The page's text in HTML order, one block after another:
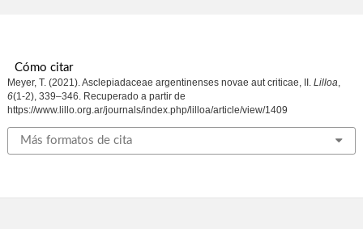
Cómo citar
Meyer, T. (2021). Asclepiadaceae argentinenses novae aut criticae, II. Lilloa
6(1-2), 339–346. Recuperado a partir de
https://www.lillo.org.ar/journals/index.php/lilloa/article/view/1409
Más formatos de cita